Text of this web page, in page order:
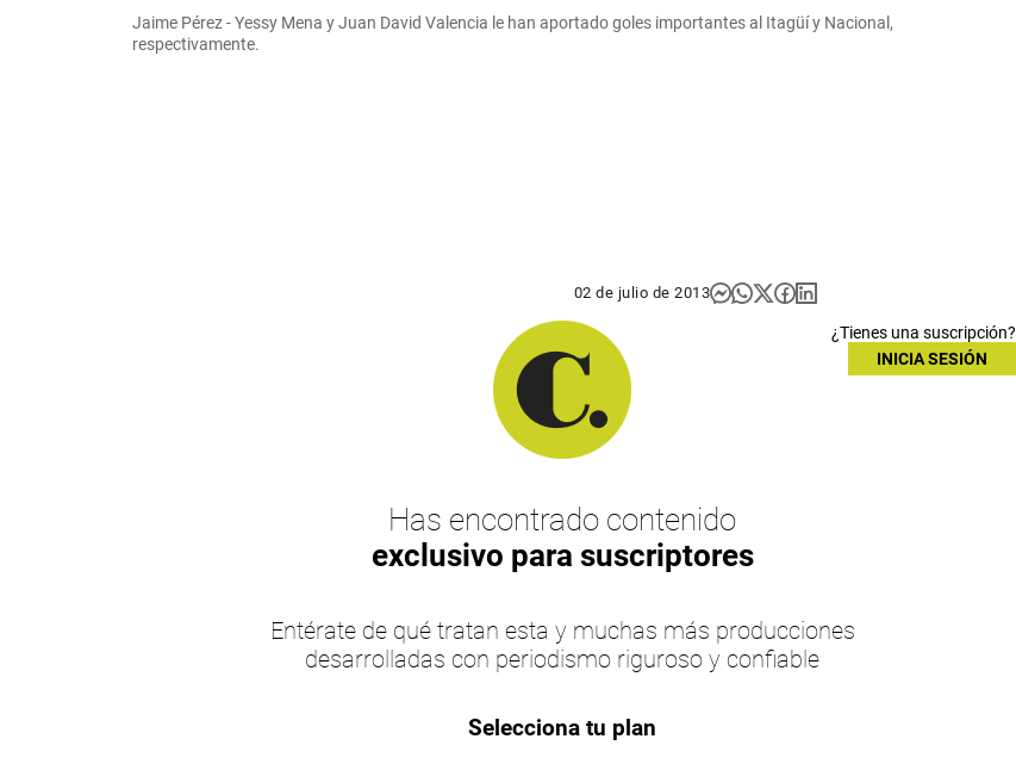
Jaime Pérez - Yessy Mena y Juan David Valencia le han aportado goles importantes al Itagüí y Nacional,
respectivamente.
02 de julio de 2013
¿Tienes una suscripción?
INICIA SESIÓN
Has encontrado contenido
exclusivo para suscriptores
Entérate de qué tratan esta y muchas más producciones
desarrolladas con periodismo riguroso y confiable
Selecciona tu plan